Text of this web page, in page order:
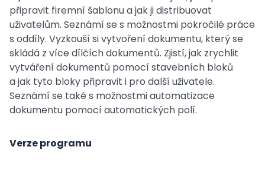
připravit firemní šablonu a jak ji distribuovat
uživatelům. Seznámí se s možnostmi pokročilé práce
s oddíly. Vyzkouší si vytvoření dokumentu, který se
skládá z více dílčích dokumentů. Zjistí, jak zrychlit
vytváření dokumentů pomocí stavebních bloků
a jak tyto bloky připravit i pro další uživatele.
Seznámí se také s možnostmi automatizace
dokumentu pomocí automatických polí.
Verze programu